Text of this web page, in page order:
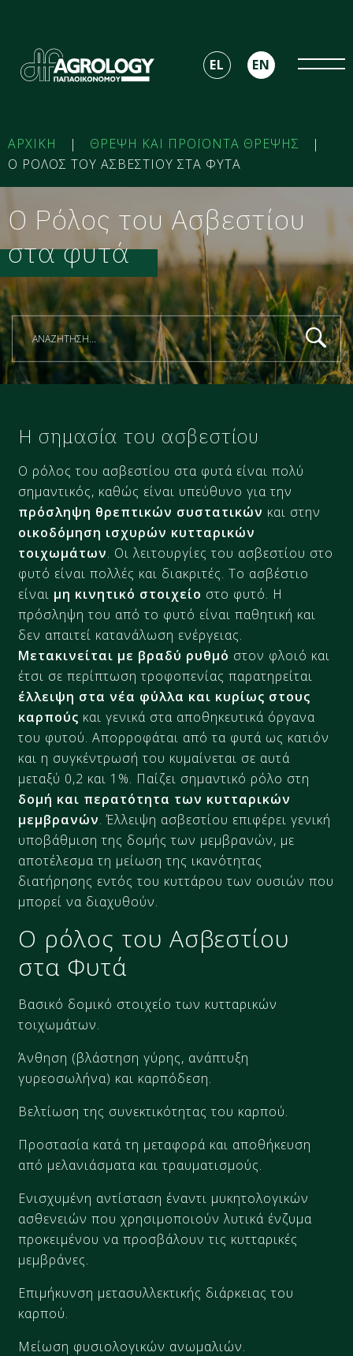
EL EN
ΑΡΧΙΚΗ | ΘΡΕΨΗ ΚΑΙ ΠΡΟΪΟΝΤΑ ΘΡΕΨΗΣ
|
Ο ΡΟΛΟΣ ΤΟΥ ΑΣΒΕΣΤΙΟΥ ΣΤΑ ΦΥΤΑ
Ο Ρόλος του Ασβεστίου
στα φυτά
Η σημασία του ασβεστίου
Ο ρόλος του ασβεστίου στα φυτά είναι πολύ
σημαντικός, καθώς είναι υπεύθυνο για την
πρόσληψη θρεπτικών συστατικών και στην
οικοδόμηση ισχυρών κυτταρικών
τοιχωμάτων. Οι λειτουργίες του ασβεστίου στο
φυτό είναι πολλές και διακριτές. Το ασβέστιο
είναι μη κινητικό στοιχείο στο φυτό. Η
πρόσληψη του από το φυτό είναι παθητική και
δεν απαιτεί κατανάλωση ενέργειας.
Μετακινείται με βραδύ ρυθμό στον φλοιό και
έτσι σε περίπτωση τροφοπενίας παρατηρείται
έλλειψη στα νέα φύλλα και κυρίως στους
καρπούς και γενικά στα αποθηκευτικά όργανα
του φυτού. Απορροφάται από τα φυτά ως κατιόν
και η συγκέντρωσή του κυμαίνεται σε αυτά
μεταξύ 0,2 και 1%. Παίζει σημαντικό ρόλο στη
δομή και περατότητα των κυτταρικών
μεμβρανών. Έλλειψη ασβεστίου επιφέρει γενική
υποβάθμιση της δομής των μεμβρανών, με
αποτέλεσμα τη μείωση της ικανότητας
διατήρησης εντός του κυττάρου των ουσιών που
μπορεί να διαχυθούν.
Ο ρόλος του Ασβεστίου
στα Φυτά
Βασικό δομικό στοιχείο των κυτταρικών
τοιχωμάτων.
Άνθηση (βλάστηση γύρης, ανάπτυξη
γυρεοσωλήνα) και καρπόδεση.
Βελτίωση της συνεκτικότητας του καρπού.
Προστασία κατά τη μεταφορά και αποθήκευση
από μελανιάσματα και τραυματισμούς.
Ενισχυμένη αντίσταση έναντι μυκητολογικών
ασθενειών που χρησιμοποιούν λυτικά ένζυμα
προκειμένου να προσβάλουν τις κυτταρικές
μεμβράνες.
Επιμήκυνση μετασυλλεκτικής διάρκειας του
καρπού.
Μείωση φυσιολογικών ανωμαλιών.